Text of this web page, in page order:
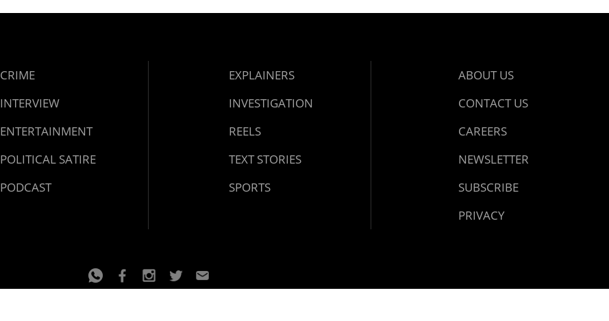
CRIME
INTERVIEW
ENTERTAINMENT
POLITICAL SATIRE
PODCAST
EXPLAINERS
INVESTIGATION
REELS
TEXT STORIES
SPORTS
ABOUT US
CONTACT US
CAREERS
NEWSLETTER
SUBSCRIBE
PRIVACY